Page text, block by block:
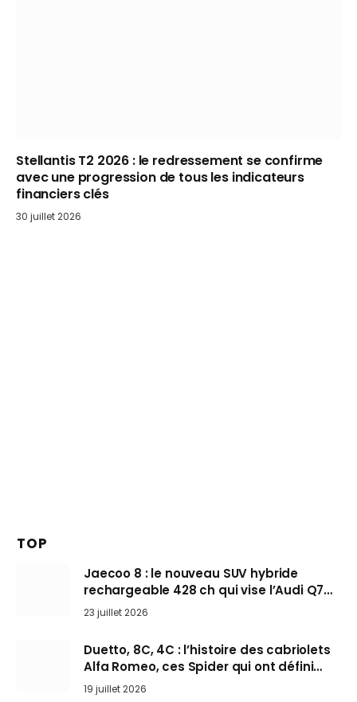
Stellantis T2 2026 : le redressement se confirme
avec une progression de tous les indicateurs
financiers clés
30 juillet 2026
TOP
Jaecoo 8 : le nouveau SUV hybride
rechargeable 428 ch qui vise l’Audi Q7
arrive en Europe cet automne
23 juillet 2026
Duetto, 8C, 4C : l’histoire des cabriolets
Alfa Romeo, ces Spider qui ont défini
l’art de rouler cheveux au vent
19 juillet 2026